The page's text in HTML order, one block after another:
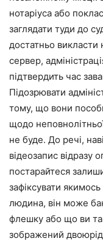
нотаріуса або
заглядати туди до
достатньо
сервер,
підтвердить час
Підозрювати
тому, що вони
щодо
не буде. До речі,
відеозапис відразу
постарайтеся
зафіксувати
людина, він може
флешку або що ви
зображений